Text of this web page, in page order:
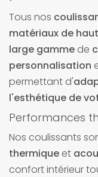
Tous nos
matériaux de
large gamme de
personnalisation
permettant d'
l'esthétique de
Performances
Nos coulissants
thermique et
confort intérieur